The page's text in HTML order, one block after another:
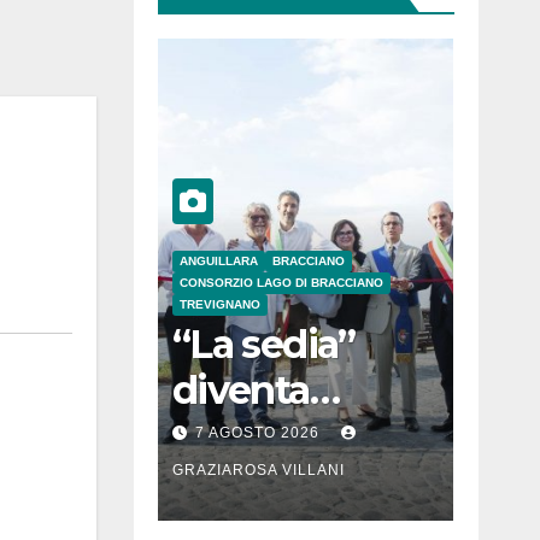
ANGUILLARA
BRACCIANO
CONSORZIO LAGO DI BRACCIANO
TREVIGNANO
“La sedia”
diventa
Belvedere sul
lago di
Bracciano: ieri
7 AGOSTO 2026
GRAZIAROSA VILLANI